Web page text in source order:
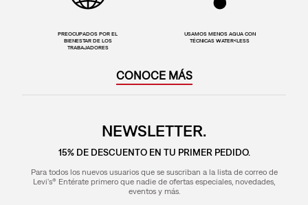
PREOCUPADOS POR EL
BIENESTAR DE LOS
TRABAJADORES
USAMOS MENOS AGUA CON
TÉCNICAS WATER<LESS
CONOCE MÁS
NEWSLETTER.
15% DE DESCUENTO EN TU PRIMER PEDIDO.
Para todos los nuevos usuarios que se suscriban a la lista de correo de
Levi's® Entérate primero que nadie de ofertas especiales, novedades,
eventos y más.